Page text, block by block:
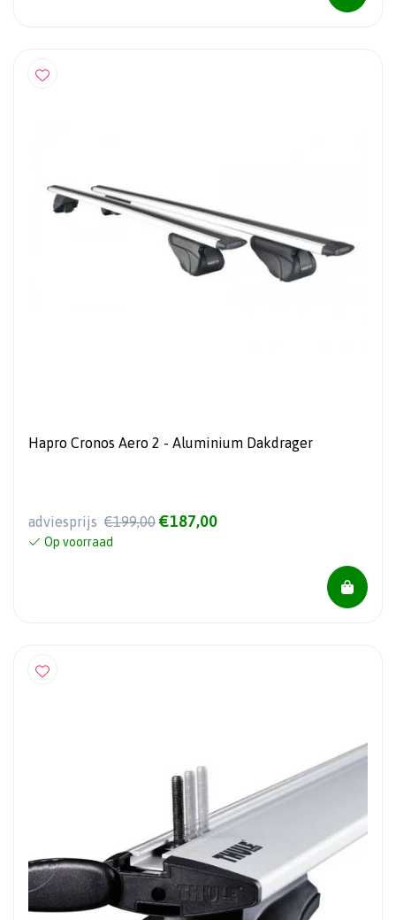
Hapro Cronos Aero 2 - Aluminium Dakdrager
adviesprijs €199,00 €187,00
Op voorraad